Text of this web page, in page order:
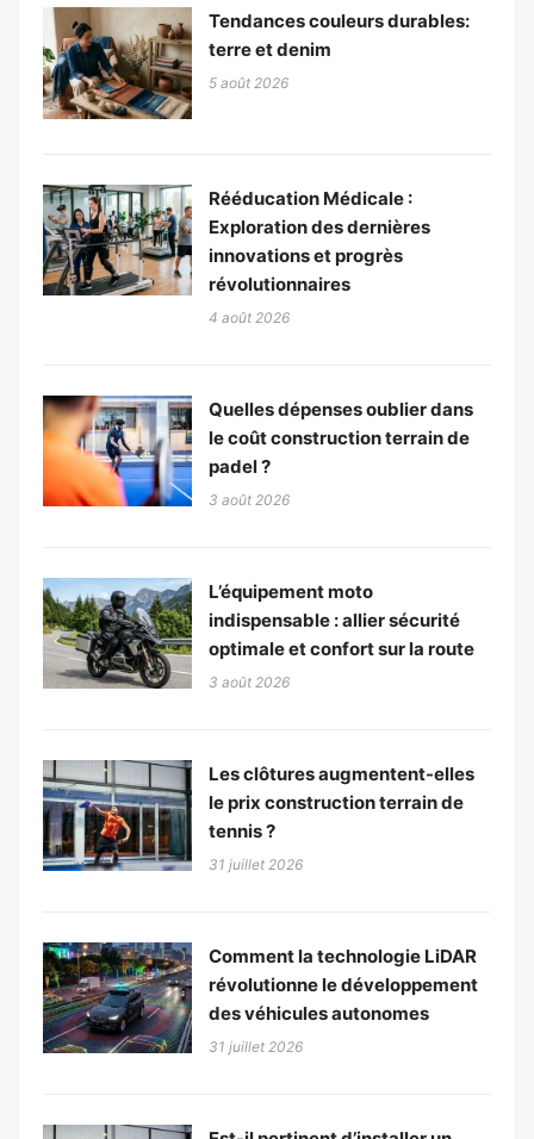
Tendances couleurs durables:
terre et denim
5 août 2026
Rééducation Médicale :
Exploration des dernières
innovations et progrès
révolutionnaires
4 août 2026
Quelles dépenses oublier dans
le coût construction terrain de
padel ?
3 août 2026
L’équipement moto
indispensable : allier sécurité
optimale et confort sur la route
3 août 2026
Les clôtures augmentent-elles
le prix construction terrain de
tennis ?
31 juillet 2026
Comment la technologie LiDAR
révolutionne le développement
des véhicules autonomes
31 juillet 2026